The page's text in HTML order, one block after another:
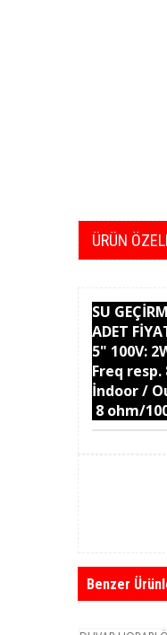
ÜRÜN
SU
ADET
5" 100V:
Freq resp.
İndoor /
8 ohm/
Benzer